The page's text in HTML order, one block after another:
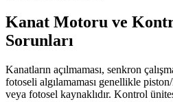
Kanat Motoru ve
Sorunları
Kanatların açılmaması, senkron
fotoseli algılamaması genellikle
veya fotosel kaynaklıdır. Kontrol